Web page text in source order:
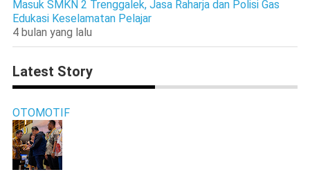
Masuk SMKN 2 Trenggalek, Jasa Raharja dan Polisi Gas
Edukasi Keselamatan Pelajar
4 bulan yang lalu
Latest Story
OTOMOTIF